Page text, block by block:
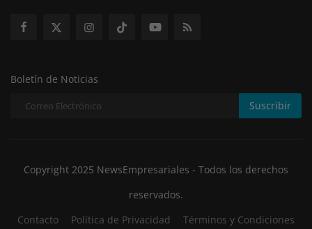
Boletín de Noticias
Suscribir
Copyright 2025 NewsEmpresariales - Todos los derechos
reservados.
Contacto
Política de Privacidad Términos y Condiciones